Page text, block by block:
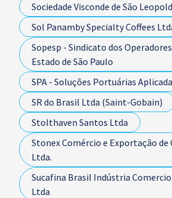
Sociedade Visconde de São
Sol Panamby Specialty Coffees
Sopesp - Sindicato dos
Estado de São Paulo
SPA - Soluções Portuárias
SR do Brasil Ltda (Saint-Gobain)
Stolthaven Santos Ltda
Stonex Comércio e Exportação
Ltda.
Sucafina Brasil Indústria
Ltda